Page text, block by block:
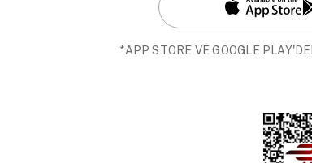
*APP STORE VE GOOGLE